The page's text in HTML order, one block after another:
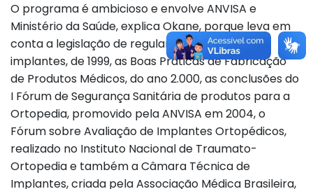
O programa é ambicioso e envolve ANVISA e
Ministério da Saúde, explica Okane, porque leva em
conta a legislação de regulamentação dos
implantes, de 1999, as Boas Práticas de Fabricação
de Produtos Médicos, do ano 2.000, as conclusões do
I Fórum de Segurança Sanitária de produtos para a
Ortopedia, promovido pela ANVISA em 2004, o
Fórum sobre Avaliação de Implantes Ortopédicos,
realizado no Instituto Nacional de Traumato-
Ortopedia e também a Câmara Técnica de
Implantes, criada pela Associação Médica Brasileira,